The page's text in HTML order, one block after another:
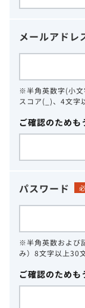
メールアドレ
※半角英数字(小文
スコア(_)、4文字
ご確認のためも
パスワード
※半角英数および
み）8文字以上30
ご確認のためも